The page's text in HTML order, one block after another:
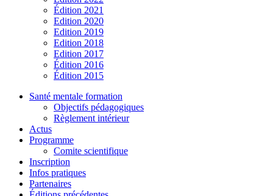
Édition 2021
Edition 2020
Edition 2019
Edition 2018
Edition 2017
Édition 2016
Édition 2015
Santé mentale formation
Objectifs pédagogiques
Règlement intérieur
Actus
Programme
Comite scientifique
Inscription
Infos pratiques
Partenaires